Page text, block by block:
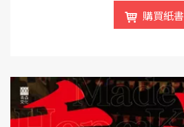
購買紙書